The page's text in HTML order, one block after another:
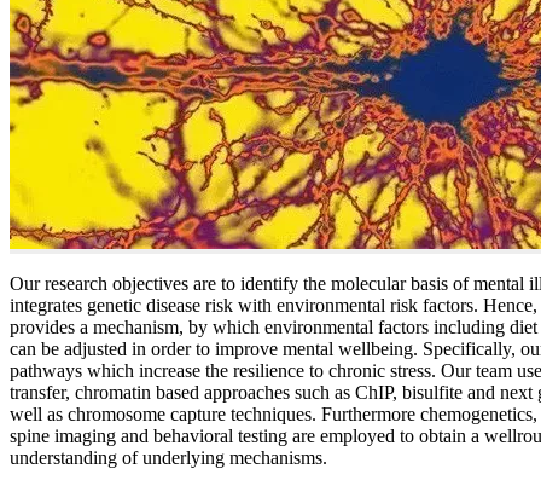
Our research objectives are to identify the molecular basis of mental
integrates genetic disease risk with environmental risk factors.
provides a mechanism, by which environmental factors including
can be adjusted in order to improve mental wellbeing. Specifically,
pathways which increase the resilience to chronic stress. Our team
transfer, chromatin based approaches such as ChIP, bisulfite and next
well as chromosome capture techniques. Furthermore
spine imaging and behavioral testing are employed to obtain a
understanding of underlying mechanisms.